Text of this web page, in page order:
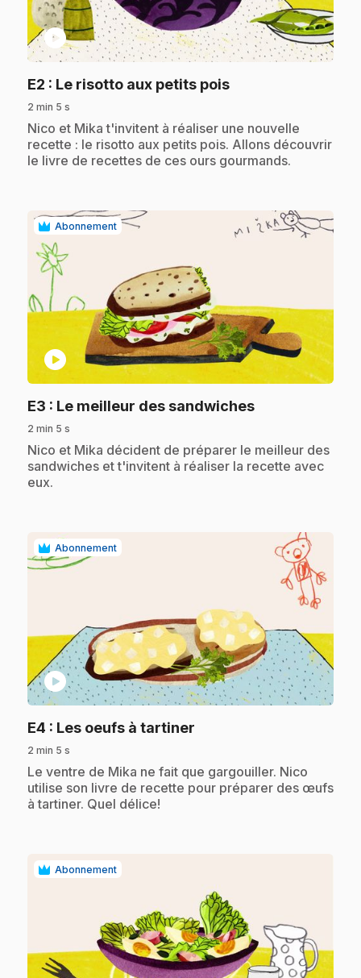
play_circle
E2 : Le risotto aux petits pois.
2 min 5 s
.Nico et Mika t'invitent à réaliser une nouvelle
recette : le risotto aux petits pois. Allons découvrir
le livre de recettes de ces ours gourmands.
Abonnement
play_circle
E3 : Le meilleur des sandwiches.
2 min 5 s
.Nico et Mika décident de préparer le meilleur des
sandwiches et t'invitent à réaliser la recette avec
eux.
Abonnement
play_circle
E4 : Les oeufs à tartiner
2 min 5 s
.Le ventre de Mika ne fait que gargouiller. Nico
utilise son livre de recette pour préparer des œufs
à tartiner. Quel délice!
Abonnement